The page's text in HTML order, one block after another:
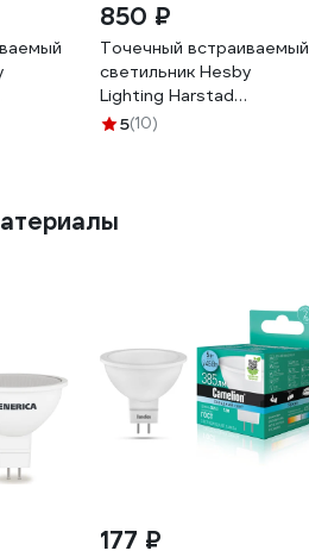
850 ₽
Точечный встраиваемый
светильник Hesby
Lighting Harstad
HSBL_0228
5(10)
177 ₽